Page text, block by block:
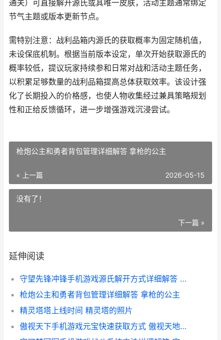
通关）可直接解开源氏或其唯一皮肤，活动主题通常绑定
节气主题或版本更新节点。
需特别注意：战利品箱内源氏的获取概率为固定随机值，
未设保底机制。根据当前版本设定，单次开始获取源氏的
概率较低，提议玩家持续参和日常对战和活动主题任务，
以积累足够数量的战利品箱提高总体获取效率。该设计强
化了长期投入的价格感，也使人物收集经过兼具策略规划
性和正给反馈循环，进一步增强游戏沉浸尝试。
枪炮公主和勇者背包管理详细解答 拿枪的公主
« 上一篇 2026-05-15
没有了！
下一篇 »
延伸阅读
守望先锋冲锋手机游戏源氏解开方式详细解答 守望先锋冲锋枪
枪炮公主和勇者背包管理详细解答 拿枪的公主
精灵塔塔上线时间 精灵塔的照片
傲视天下手机游戏元宝快速获取方式 傲视天地手游官网